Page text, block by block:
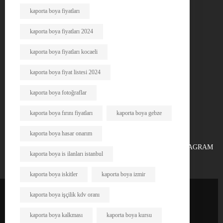
kaporta boya fiyatları
kaporta boya fiyatları 2024
kaporta boya fiyatları kocaeli
kaporta boya fiyat listesi 2024
kaporta boya fotoğraflar
kaporta boya fırını fiyatları kaporta boya gebze
kaporta boya hasar onarım
kaporta boya is ilanları istanbul
kaporta boya iskitler kaporta boya izmir
kaporta boya işçilik kdv oranı
kaporta boya kalkması kaporta boya kursu
INSTAGRAM